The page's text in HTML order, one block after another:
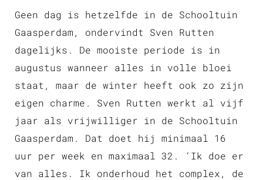
Geen dag is hetzelfde in de Schooltuin
Gaasperdam, ondervindt Sven Rutten
dagelijks. De mooiste periode is in
augustus wanneer alles in volle bloei
staat, maar de winter heeft ook zo zijn
eigen charme. Sven Rutten werkt al vijf
jaar als vrijwilliger in de Schooltuin
Gaasperdam. Dat doet hij minimaal 16
uur per week en maximaal 32. ‘Ik doe er
van alles. Ik onderhoud het complex, de